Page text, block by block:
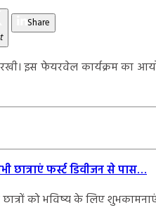
Share
इस फेयरवेल कार्यक्रम का
छात्राएं फर्स्ट डिवीजन से पास…
में छात्रों को भविष्य के लिए